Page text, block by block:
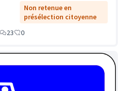
Non retenue en
présélection citoyenne
23 0